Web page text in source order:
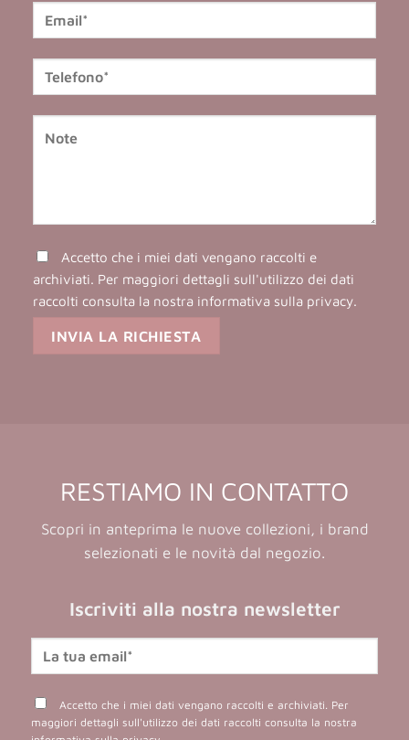
Accetto che i miei dati vengano raccolti e
archiviati. Per maggiori dettagli sull'utilizzo dei dati
raccolti consulta la nostra informativa sulla privacy.
RESTIAMO IN CONTATTO
Scopri in anteprima le nuove collezioni, i brand
selezionati e le novità dal negozio.
Iscriviti alla nostra newsletter
Accetto che i miei dati vengano raccolti e archiviati. Per
maggiori dettagli sull'utilizzo dei dati raccolti consulta la nostra